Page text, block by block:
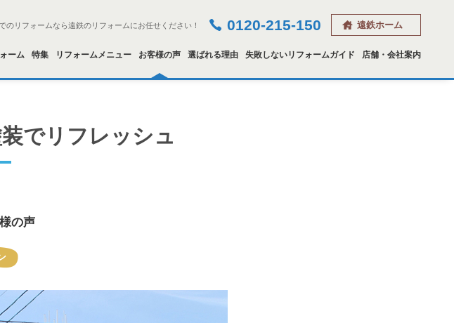
のリフォームなら遠鉄のリフォームにお任せください！ 0120-215-150 遠鉄ホーム
ーム 特集 リフォームメニュー お客様の声 選ばれる理由 失敗しないリフォームガイド 店舗・会社案内
でリフレッシュ
の声